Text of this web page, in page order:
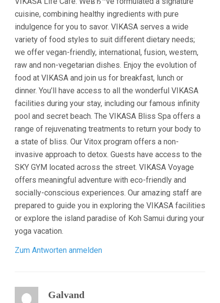
cuisine, combining healthy ingredients with pure
indulgence for you to savor. VIKASA serves a wide
variety of food styles to suit different dietary needs;
we offer vegan-friendly, international, fusion, western,
raw and non-vegetarian dishes. Enjoy the evolution of
food at VIKASA and join us for breakfast, lunch or
dinner. You’ll have access to all the wonderful VIKASA
facilities during your stay, including our famous infinity
pool and secret beach. The VIKASA Bliss Spa offers a
range of rejuvenating treatments to return your body to
a state of bliss. Our Vitox program offers a non-
invasive approach to detox. Guests have access to the
SKY GYM located across the street. VIKASA Voyage
offers meaningful adventure with eco-friendly and
socially-conscious experiences. Our amazing staff are
prepared to guide you in exploring the VIKASA facilities
or explore the island paradise of Koh Samui during your
yoga vacation.
Zum Antworten anmelden
Galvand